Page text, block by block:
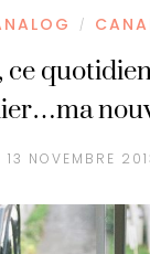
/
13 NOVEMBRE